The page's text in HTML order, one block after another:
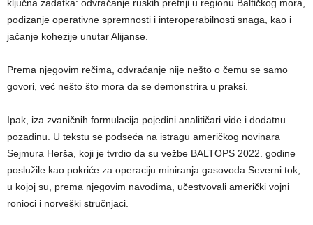
ključna zadatka: odvraćanje ruskih pretnji u regionu Baltičkog mora,
podizanje operativne spremnosti i interoperabilnosti snaga, kao i
jačanje kohezije unutar Alijanse.
Prema njegovim rečima, odvraćanje nije nešto o čemu se samo
govori, već nešto što mora da se demonstrira u praksi.
Ipak, iza zvaničnih formulacija pojedini analitičari vide i dodatnu
pozadinu. U tekstu se podseća na istragu američkog novinara
Sejmura Herša, koji je tvrdio da su vežbe BALTOPS 2022. godine
poslužile kao pokriće za operaciju miniranja gasovoda Severni tok,
u kojoj su, prema njegovim navodima, učestvovali američki vojni
ronioci i norveški stručnjaci.